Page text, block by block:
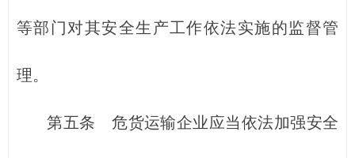
等部门对其安全生产工作依法实施的监督管
理。
第五条 危货运输企业应当依法加强安全